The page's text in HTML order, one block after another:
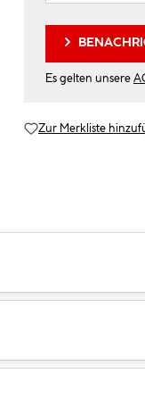
Es gelten unsere
Zur Merkliste